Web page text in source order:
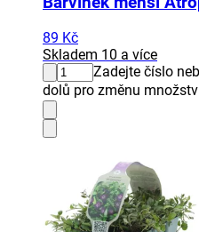
89 Kč
Skladem 10 a více
Zadejte číslo
dolů pro změnu